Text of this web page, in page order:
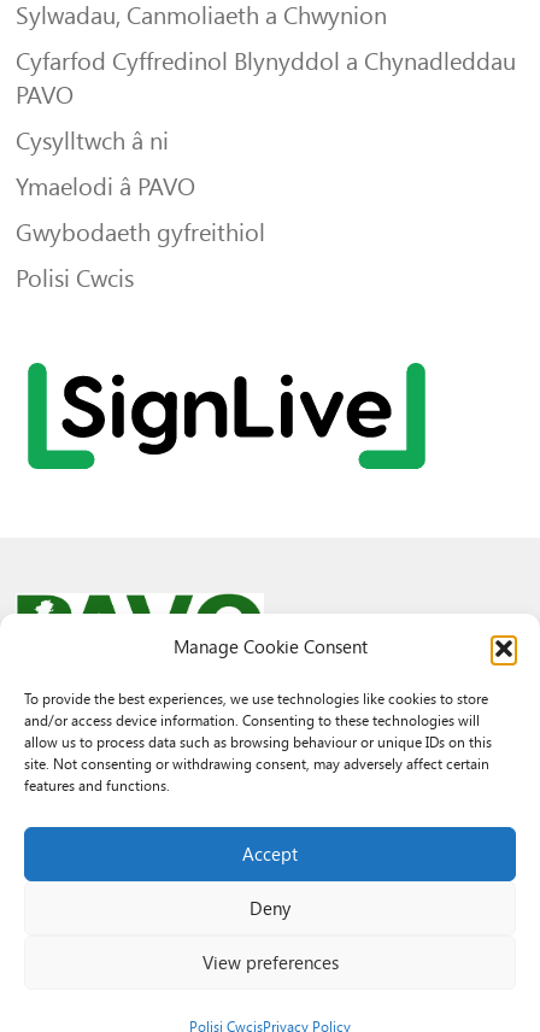
Manage Cookie Consent
To provide the best experiences, we use technologies like cookies to store
and/or access device information. Consenting to these technologies will
allow us to process data such as browsing behaviour or unique IDs on this
site. Not consenting or withdrawing consent, may adversely affect certain
features and functions.
Accept
Deny
View preferences
Polisi CwcisPrivacy Policy
Sylwadau, Canmoliaeth a Chwynion
Cyfarfod Cyffredinol Blynyddol a Chynadleddau
PAVO
Cysylltwch â ni
Ymaelodi â PAVO
Gwybodaeth gyfreithiol
Polisi Cwcis
© 2026 PAVO all rights reserved.
Rhif Elusen Gofrestredig: 1069557. Cwmni Cyfyngedig drwy warant
3522144. Wedi ei gofrestru yng Nghymru.
3522144. Registered in Wales